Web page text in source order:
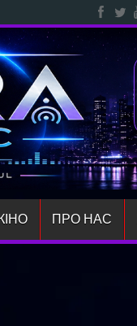
КІНО ПРО НАС